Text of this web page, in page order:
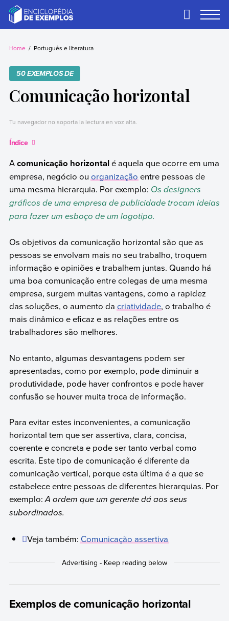
contentExemplos
Precisa de
temos.
Primary
Home Português e literatura
50 EXEMPLOS DE
Comunicação horizontal
Tu navegador no soporta la lectura en voz alta.
Índice
Acomunicação horizontalé aquela que ocorre em uma
empresa, negócio ouorganizaçãoentre pessoas de
uma mesma hierarquia. Por exemplo: Os designers
gráficos de uma empresa de publicidade trocam ideias
para fazer um esboço de um logotipo.
Os objetivos da comunicação horizontal são que as
pessoas se envolvam mais no seu trabalho, troquem
informação e opiniões e trabalhem juntas. Quando há
uma boa comunicação entre colegas de uma mesma
empresa, surgem muitas vantagens, como a rapidez
das soluções, o aumento dacriatividade, o trabalho é
mais dinâmico e eficaz e as relações entre os
trabalhadores são melhores.
No entanto, algumas desvantagens podem ser
apresentadas, como por exemplo, pode diminuir a
produtividade, pode haver confrontos e pode haver
confusão se houver muita troca de informação.
Para evitar estes inconvenientes, a comunicação
horizontal tem que ser assertiva, clara, concisa,
coerente e concreta e pode ser tanto verbal como
escrita. Este tipo de comunicação é diferente da
comunicação vertical, porque esta última é a que se
estabelece entre pessoas de diferentes hierarquias. Por
exemplo:A ordem que um gerente dá aos seus
subordinados.
Veja também:Comunicação assertiva
Exemplos de comunicação horizontal